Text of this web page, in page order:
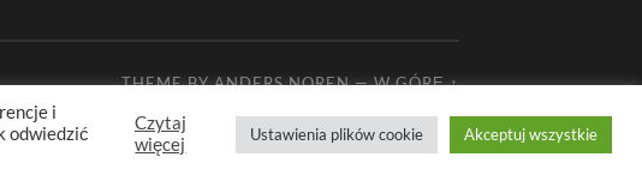
THEME BYANDERS NOREN—W GÓRĘ ↑
i
odwiedzić
Czytaj
więcej
Ustawienia plików cookie Akceptuj wszystkie